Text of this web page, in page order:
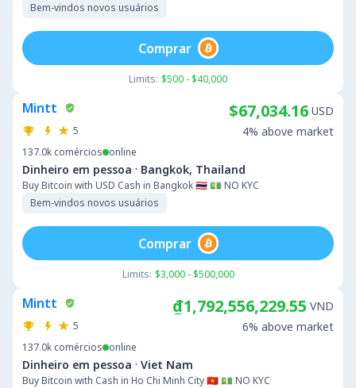
Bem-vindos novos usuários
Limits: $500 - $40,000
Comprar
Mintt
5
137.0k comércios online
Dinheiro em pessoa · Bangkok, Thailand
Buy Bitcoin with USD Cash in Bangkok 🇹🇭 💵 NO KYC
Bem-vindos novos usuários
$67,034.16 USD
4% above market
Limits: $3,000 - $500,000
Comprar
Mintt
5
137.0k comércios online
Dinheiro em pessoa · Viet Nam
Buy Bitcoin with Cash in Ho Chi Minh City 🇻🇳 💵 NO KYC
₫1,792,556,229.55 VND
6% above market